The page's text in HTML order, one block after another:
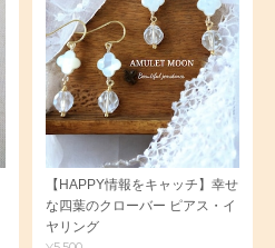
【HAPPY情報をキャッチ】幸せ
な四葉のクローバー ピアス・イ
ヤリング